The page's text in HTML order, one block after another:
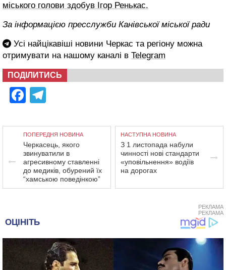
міського голови здобув Ігор Ренькас.
За інформацією пресслужби Канівської міської ради
Усі найцікавіші новини Черкас та регіону можна
отримувати на нашому каналі в Telegram
ПОДІЛИТИСЬ
Facebook
ПОПЕРЕДНЯ НОВИНА
Черкасець, якого
звинуватили в
агресивному ставленні
до медиків, обурений їх
“хамською поведінкою”
НАСТУПНА НОВИНА
З 1 листопада набули
чинності нові стандарти
«уповільнення» водіїв
на дорогах
РЕКЛАМА
РЕКЛАМА